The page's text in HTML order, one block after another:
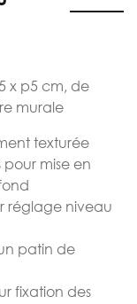
x p5 cm, de
murale
texturée
mise en
réglage niveau
patin de
fixation des